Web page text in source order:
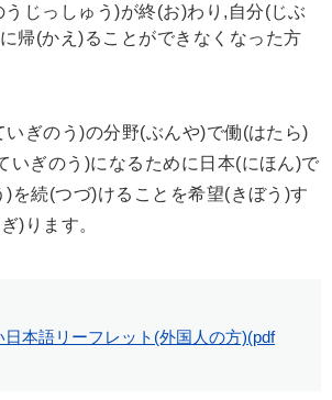
じっしゅう)が終(お)わり,自分(じぶ
帰(かえ)ることができなくなった方
ぎのう)の分野(ぶんや)で働(はたら)
いぎのう)になるために日本(にほん)で
を続(つづ)けることを希望(きぼう)す
)ります。
日本語リーフレット(外国人の方)(pdf